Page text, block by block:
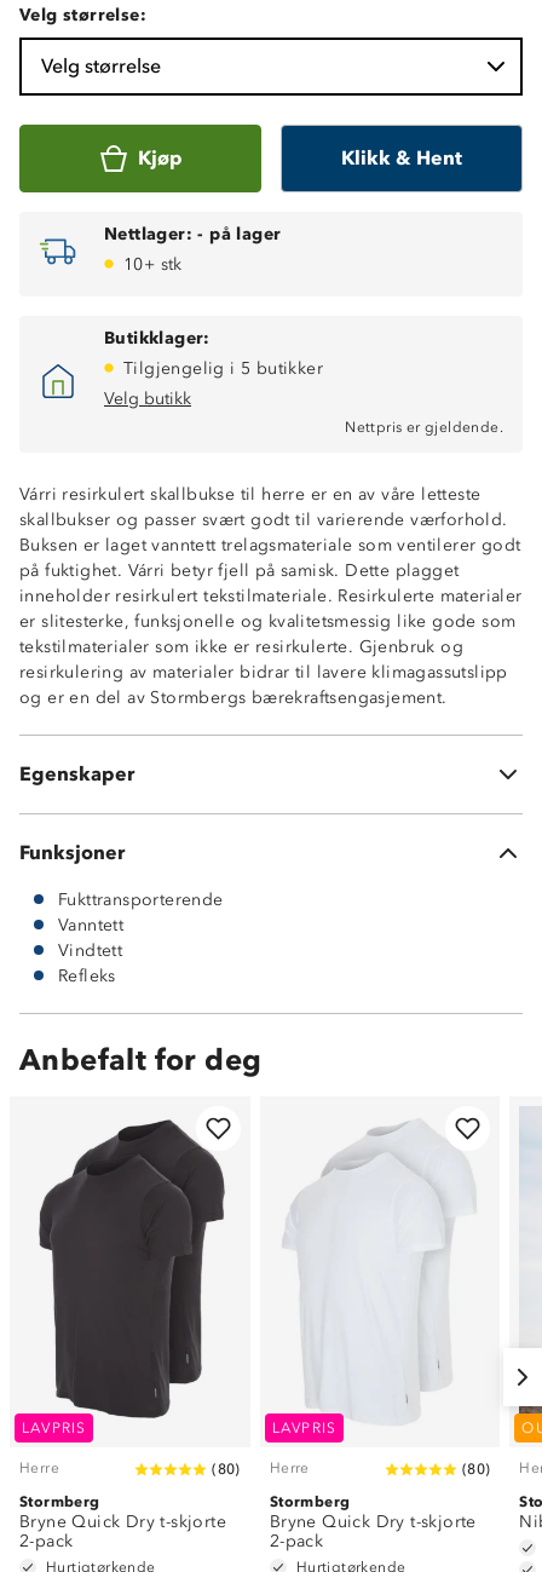
Velg størrelse:
Velg størrelse
Kjøp Klikk & Hent
Nettlager: - på lager
10+ stk
Butikklager:
Tilgjengelig i 5 butikker
Velg butikk
Nettpris er gjeldende.
Várri resirkulert skallbukse til herre er en av våre letteste
skallbukser og passer svært godt til varierende værforhold.
Buksen er laget vanntett trelagsmateriale som ventilerer godt
på fuktighet. Várri betyr fjell på samisk. Dette plagget
inneholder resirkulert tekstilmateriale. Resirkulerte materialer
er slitesterke, funksjonelle og kvalitetsmessig like gode som
tekstilmaterialer som ikke er resirkulerte. Gjenbruk og
resirkulering av materialer bidrar til lavere klimagassutslipp
og er en del av Stormbergs bærekraftsengasjement.
Egenskaper
Vindtett
Vannsøyle 10 000 mm
Fukttransporterende, 5 000g/ m2/ 24t
Vannavstøtende glidelåser
Tapede sømmer
To glidelåslommer
Refleksdetaljer på glidelåser
Ventilasjonsåpninger langs låret
100% resirkulert polyester
Funksjoner
Fukttransporterende
Vanntett
Vindtett
Refleks
Anbefalt for deg
LAVPRIS
Herre (80)
Stormberg
Bryne Quick Dry t-skjorte
2-pack
Hurtigtørkende
LAVPRIS
Herre (80)
Stormberg
Bryne Quick Dry t-skjorte
2-pack
Hurtigtørkende